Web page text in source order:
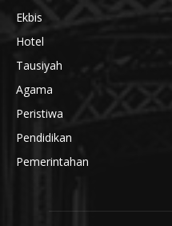
Ekbis
Hotel
Tausiyah
Agama
Peristiwa
Pendidikan
Pemerintahan